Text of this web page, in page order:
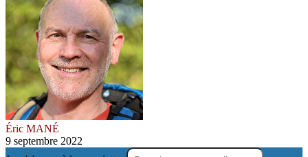
Éric MANÉ
9 septembre 2022